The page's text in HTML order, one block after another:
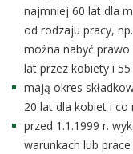
najmniej 60 lat dla
od rodzaju pracy,
można nabyć
lat przez kobiety i
mają okres
20 lat dla kobiet i co
przed 1.1.1999 r.
warunkach lub